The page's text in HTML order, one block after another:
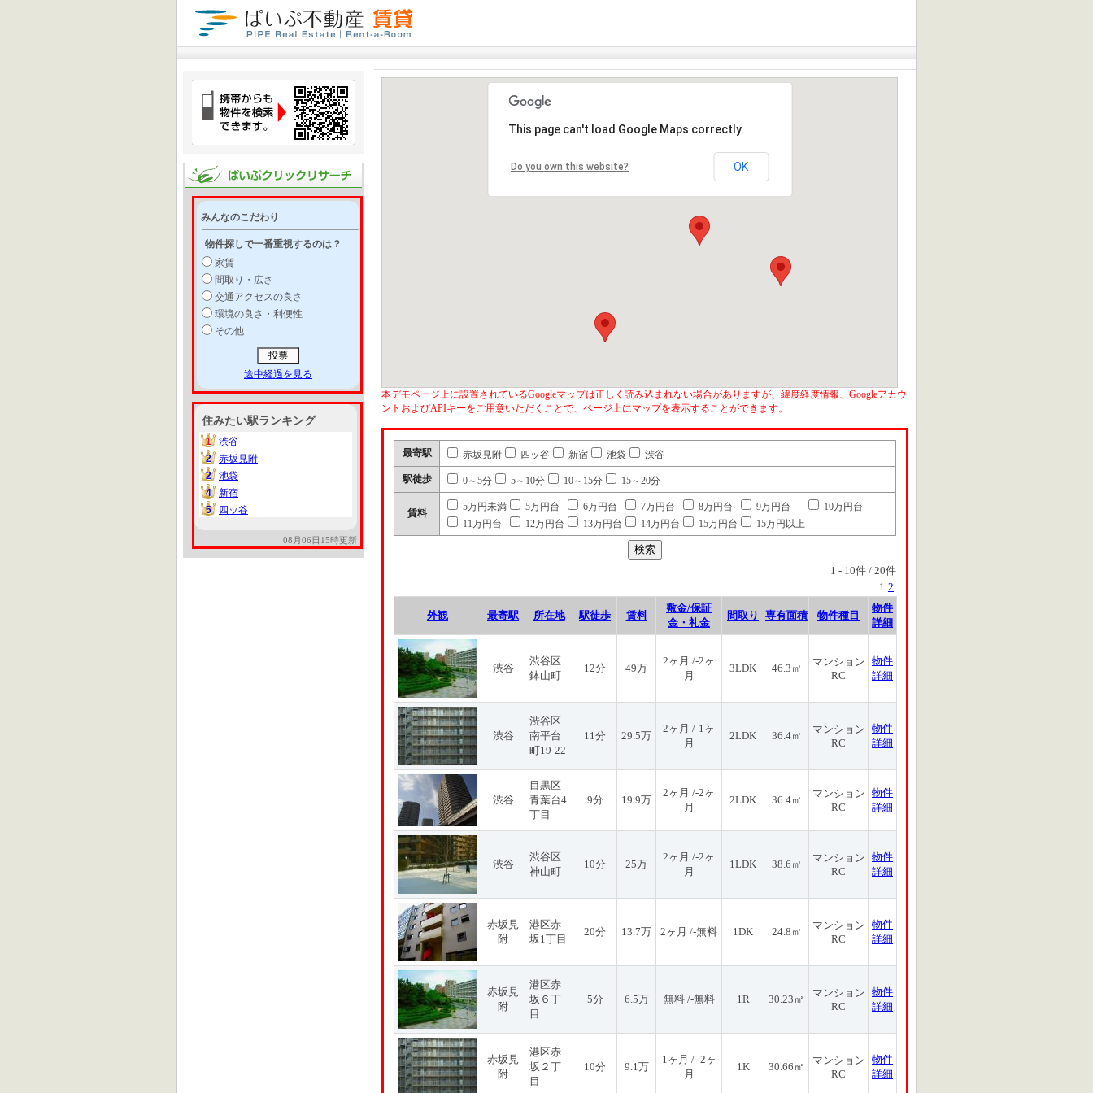
みんなのこだわり
物件探しで一番重視するのは？
家賃
間取り・広さ
交通アクセスの良さ
環境の良さ・利便性
その他
途中経過を見る
住みたい駅ランキング
1
1
渋谷
2
2
赤坂見附
2
2
池袋
4
4
新宿
5
5 四ッ谷
08月06日15時更新
This page can't load Google Maps correctly.
Do you own this website? OK
本デモページ上に設置されているGoogleマップは正しく読み込まれない場合がありますが、緯度経度情報、Googleアカウ
ントおよびAPIキーをご用意いただくことで、ページ上にマップを表示することができます。
最寄駅 赤坂見附 四ッ谷 新宿 池袋 渋谷
駅徒歩 0～5分 5～10分 10～15分 15～20分
賃料
5万円未満 5万円台 6万円台 7万円台 8万円台 9万円台
10万円台
11万円台
12万円台 13万円台 14万円台 15万円台 15万円以上
1 - 10件 / 20件
1 2
外観 最寄駅 所在地 駅徒歩 賃料
敷金/保証
金・礼金
間取り 専有面積 物件種目
物件
詳細
渋谷
渋谷区
鉢山町
12分 49万
2ヶ月 /-2ヶ
月
3LDK 46.3㎡
マンション
RC
物件
詳細
渋谷
渋谷区
南平台
町19-22
11分 29.5万
2ヶ月 /-1ヶ
月
2LDK 36.4㎡
マンション
RC
物件
詳細
渋谷
目黒区
青葉台4
丁目
9分 19.9万
2ヶ月 /-2ヶ
月
2LDK 36.4㎡
マンション
RC
物件
詳細
渋谷
渋谷区
神山町
10分 25万
2ヶ月 /-2ヶ
月
1LDK 38.6㎡
マンション
RC
物件
詳細
赤坂見
附
港区赤
坂1丁目
20分 13.7万 2ヶ月 /-無料 1DK 24.8㎡
マンション
RC
物件
詳細
赤坂見
附
港区赤
坂６丁
目
5分 6.5万 無料 /-無料 1R 30.23㎡
マンション
RC
物件
詳細
赤坂見
附
港区赤
坂２丁
目
10分 9.1万
1ヶ月 / -2ヶ
月
1K 30.66㎡
マンション
RC
物件
詳細